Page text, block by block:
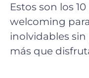
Estos son los
welcoming
inolvidables
más que